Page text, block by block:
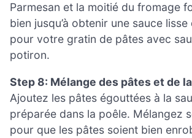
Parmesan et la moitié du fromage
bien jusqu’à obtenir une sauce
pour votre gratin de pâtes avec
potiron.
Step 8: Mélange des pâtes et de
Ajoutez les pâtes égouttées à la
préparée dans la poêle. Mélangez
pour que les pâtes soient bien